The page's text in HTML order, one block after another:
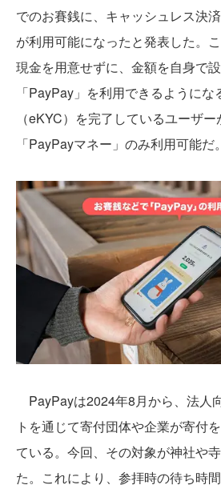
でのお賽銭に、キャッシュレス決
が利用可能になったと発表した。
現金を用意せずに、金額を自身で
「PayPay」を利用できるように
（eKYC）を完了しているユーザー
「PayPayマネー」のみ利用可能だ。
PayPayは2024年8月から、法人
トを通じて寄付団体や企業が寄付
ている。今回、その対象が神社や
た。これにより、参拝時の待ち時